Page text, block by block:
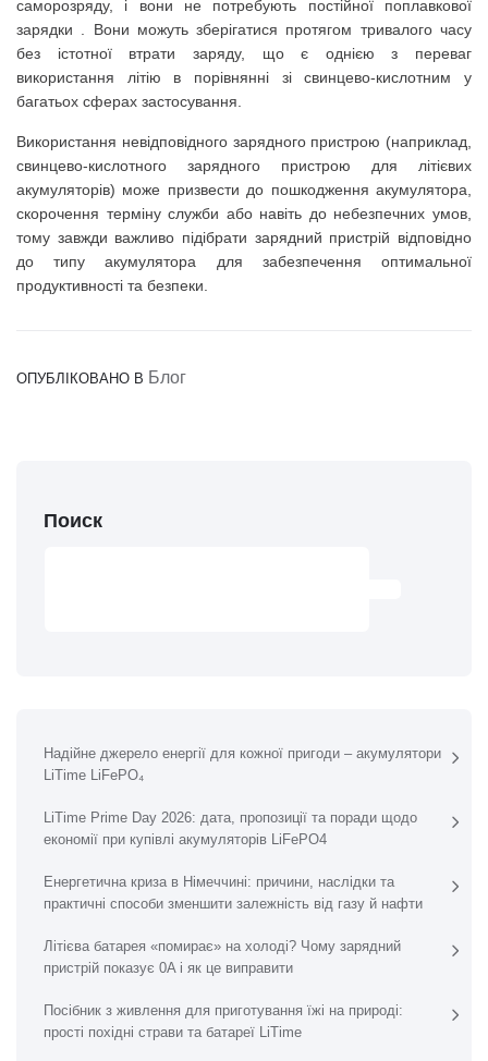
саморозряду, і вони не потребують постійної поплавкової
зарядки . Вони можуть зберігатися протягом тривалого часу
без істотної втрати заряду, що є однією з переваг
використання літію в порівнянні зі свинцево-кислотним у
багатьох сферах застосування.
Використання невідповідного зарядного пристрою (наприклад,
свинцево-кислотного зарядного пристрою для літієвих
акумуляторів) може призвести до пошкодження акумулятора,
скорочення терміну служби або навіть до небезпечних умов,
тому завжди важливо підібрати зарядний пристрій відповідно
до типу акумулятора для забезпечення оптимальної
продуктивності та безпеки.
ОПУБЛІКОВАНО В Блог
Поиск
Надійне джерело енергії для кожної пригоди – акумулятори
LiTime LiFePO₄
LiTime Prime Day 2026: дата, пропозиції та поради щодо
економії при купівлі акумуляторів LiFePO4
Енергетична криза в Німеччині: причини, наслідки та
практичні способи зменшити залежність від газу й нафти
Літієва батарея «помирає» на холоді? Чому зарядний
пристрій показує 0A і як це виправити
Посібник з живлення для приготування їжі на природі:
прості похідні страви та батареї LiTime